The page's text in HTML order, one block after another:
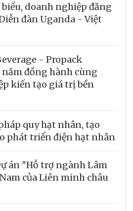
doanh nghiệp đăng
đàn Uganda - Việt
- Propack
đồng hành cùng
kiến tạo giá trị bền
quy hạt nhân, tạo
phát triển điện hạt nhân
án "Hỗ trợ ngành Lâm
của Liên minh châu